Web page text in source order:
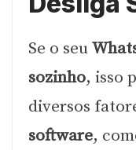
Se o seu
sozinho, isso
diversos
software,